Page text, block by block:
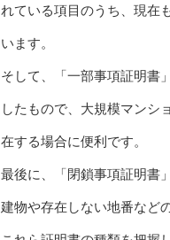
れている項目のうち、現在
います。
そして、「一部事項証明書
したもので、大規模マンシ
在する場合に便利です。
最後に、「閉鎖事項証明書
建物や存在しない地番など